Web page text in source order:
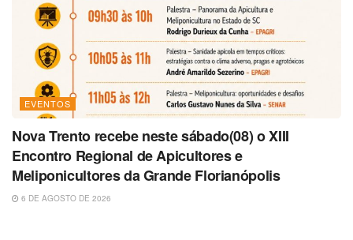
EVENTOS
Nova Trento recebe neste sábado(08) o XIII
Encontro Regional de Apicultores e
Meliponicultores da Grande Florianópolis
6 DE AGOSTO DE 2026